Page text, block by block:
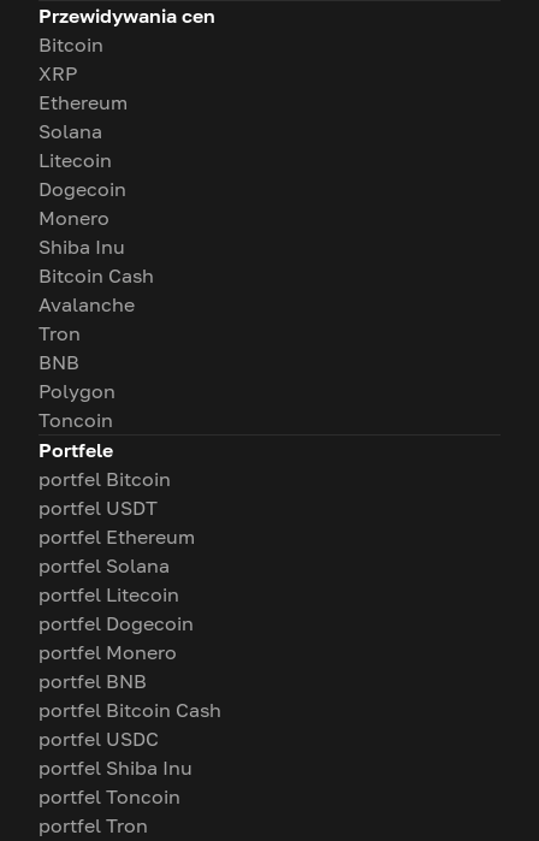
Przewidywania cen
Bitcoin
XRP
Ethereum
Solana
Litecoin
Dogecoin
Monero
Shiba Inu
Bitcoin Cash
Avalanche
Tron
BNB
Polygon
Toncoin
Portfele
portfel Bitcoin
portfel USDT
portfel Ethereum
portfel Solana
portfel Litecoin
portfel Dogecoin
portfel Monero
portfel BNB
portfel Bitcoin Cash
portfel USDC
portfel Shiba Inu
portfel Toncoin
portfel Tron